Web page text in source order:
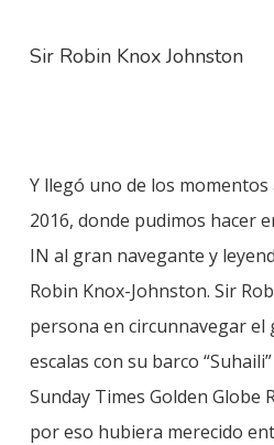
Sir Robin Knox Johnston
Y llegó uno de los momentos
2016, donde pudimos hacer
IN al gran navegante y
Robin Knox-Johnston. Sir
persona en circunnavegar
escalas con su barco
Sunday Times Golden Globe
por eso hubiera merecido